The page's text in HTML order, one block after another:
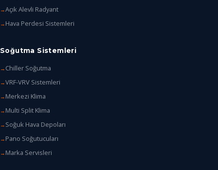
Açık Alevli Radyant
Hava Perdesi Sistemleri
Soğutma Sistemleri
Chiller Soğutma
VRF-VRV Sistemleri
Merkezi Klima
Multi Split Klima
Soğuk Hava Depoları
Pano Soğutucuları
Marka Servisleri